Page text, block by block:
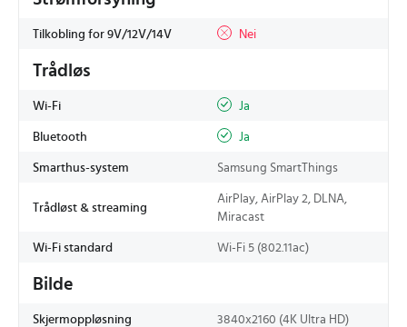
Tilkobling for 9V/12V/14V Nei
Trådløs
Wi-Fi Ja
Bluetooth Ja
Smarthus-system Samsung SmartThings
Trådløst & streaming
AirPlay, AirPlay 2, DLNA,
Miracast
Wi-Fi standard Wi-Fi 5 (802.11ac)
Bilde
Skjermoppløsning 3840x2160 (4K Ultra HD)